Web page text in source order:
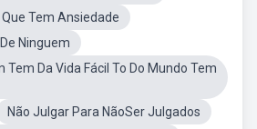
Tem Ansiedade
Ninguem
Tem Da Vida Fácil To Do Mundo Tem
Não Julgar Para NãoSer Julgados